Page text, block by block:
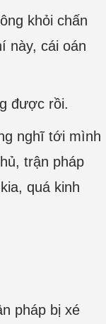
khỏi chấn
này, cái oán
được rồi.
nghĩ tới mình
trận pháp
quá kinh
pháp bị xé